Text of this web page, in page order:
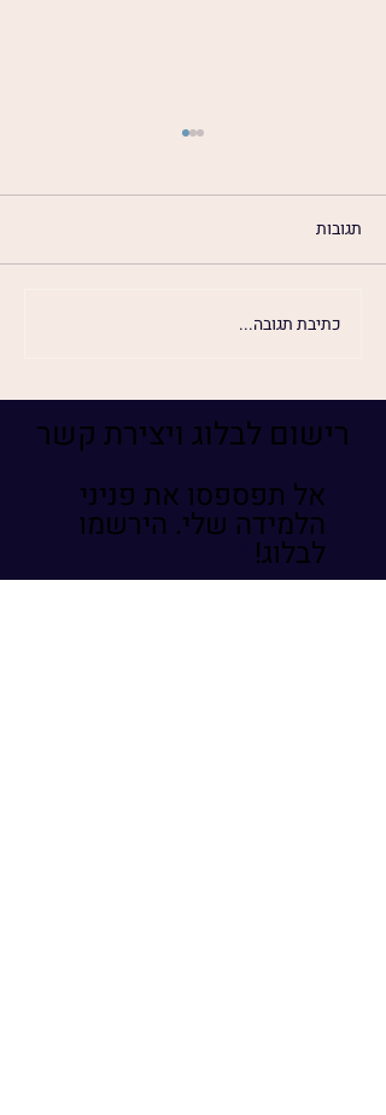
המהות הבלתי צפויה של
תגובות
כתיבת תגובה...
רישום לבלוג ויצירת קשר
אל תפספסו את פניני
הלמידה שלי. הירשמו
לבלוג!